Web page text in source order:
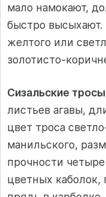
мало намокают,
быстро высыхают.
желтого или
золотисто-
Сизальские тросы
листьев агавы,
цвет троса
манильского,
прочности
цветных